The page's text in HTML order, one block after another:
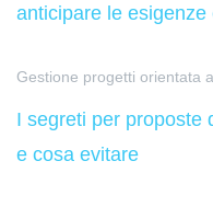
anticipare le
Gestione progetti orientata
I segreti per proposte
e cosa evitare